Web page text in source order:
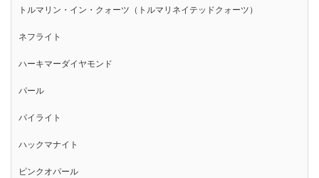
トルマリン・イン・クォーツ（トルマリネイテッドクォーツ）
ネフライト
ハーキマーダイヤモンド
パール
パイライト
ハックマナイト
ピンクオパール